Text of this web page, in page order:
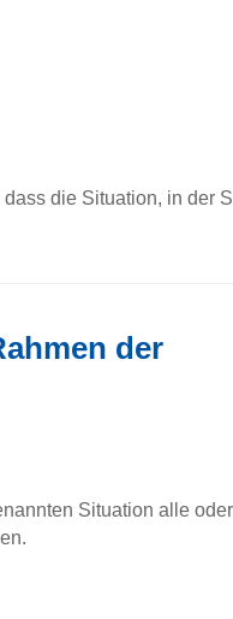
die Situation, in der
der
Situation alle